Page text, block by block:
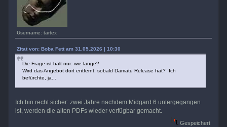
Username: tartex
Zitat von: Boba Fett am 31.05.2026 | 10:30
Die Frage ist halt nur: wie lange?
Wird das Angebot dort entfernt, sobald Damatu Release hat? Ich
befürchte, ja...
Ich bin recht sicher: zwei Jahre nachdem Midgard 6 untergegangen
ist, werden die alten PDFs wieder verfügbar gemacht.
Gespeichert